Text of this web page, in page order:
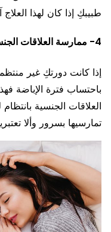
طبيبكِ إذا كان لهذا
4- ممارسة العلاقات الجنسية بانتظام
إذا كانت دورتكِ غير
باحتساب فترة الإباضة
العلاقات الجنسية
تمارسيها بسرور وألا